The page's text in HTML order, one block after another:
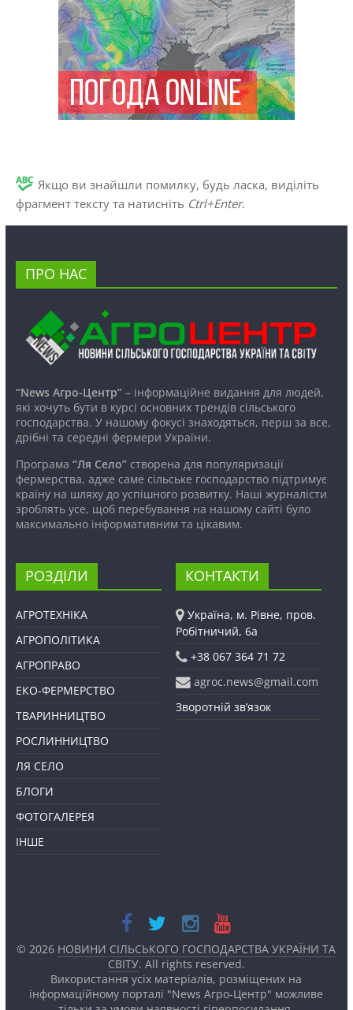
Якщо ви знайшли помилку, будь ласка, виділіть
фрагмент тексту та натисніть Ctrl+Enter.
ПРО НАС
“News Агро-Центр”– інформаційне видання для людей,
які хочуть бути в курсі основних трендів сільського
господарства. У нашому фокусі знаходяться, перш за все,
дрібні та середні фермери України.
Програма “Ля Село”створена для популяризації
фермерства, адже саме сільське господарство підтримує
країну на шляху до успішного розвитку. Наші журналісти
зроблять усе, щоб перебування на нашому сайті було
максимально інформативним та цікавим.
РОЗДІЛИ
АГРОТЕХНІКА
АГРОПОЛІТИКА
АГРОПРАВО
ЕКО-ФЕРМЕРСТВО
ТВАРИННИЦТВО
РОСЛИННИЦТВО
ЛЯ СЕЛО
БЛОГИ
ФОТОГАЛЕРЕЯ
ІНШЕ
КОНТАКТИ
Україна, м. Рівне, пров.
Робітничий, 6а
+38 067 364 71 72
agroc.news@gmail.com
Зворотній зв’язок
© 2026 НОВИНИ СІЛЬСЬКОГО ГОСПОДАРСТВА УКРАЇНИ ТА
СВІТУ. All rights reserved.
Використання усіх матеріалів, розміщених на
інформаційному порталі "News Агро-Центр" можливе